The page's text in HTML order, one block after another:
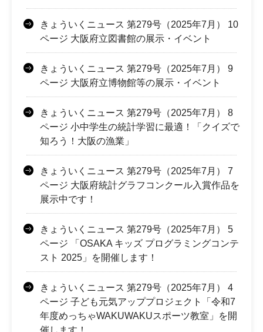
きょういくニュース 第279号（2025年7月） 10
ページ 大阪府立図書館の展示・イベント
きょういくニュース 第279号（2025年7月） 9
ページ 大阪府立博物館等の展示・イベント
きょういくニュース 第279号（2025年7月） 8
ページ 小中学生の統計学習に最適！「クイズで
知ろう！大阪の漁業」
きょういくニュース 第279号（2025年7月） 7
ページ 大阪府統計グラフコンクール入賞作品を
展示中です！
きょういくニュース 第279号（2025年7月） 5
ページ 「OSAKA キッズ プログラミングコンテ
スト 2025」を開催します！
きょういくニュース 第279号（2025年7月） 4
ページ 子ども元気アッププロジェクト「令和7
年度めっちゃWAKUWAKUスポーツ教室」を開
催します！